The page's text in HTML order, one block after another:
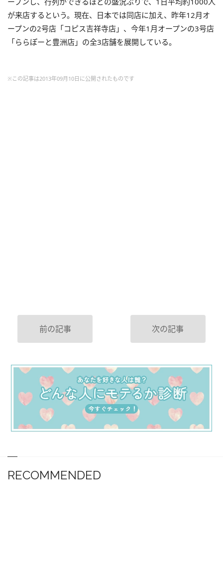
が来店するという。現在、日本では同店に加え、昨年12月オ
ープンの2号店「コピス吉祥寺店」、今年1月オープンの3号店
「ららぽーと豊洲店」の全3店舗を展開している。
※この記事は2013年09月10日に公開されたものです
前の記事 次の記事
RECOMMENDED